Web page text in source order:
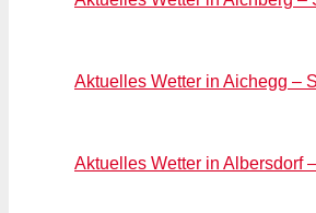
Aktuelles Wetter in Aichegg –
Aktuelles Wetter in Albersdorf